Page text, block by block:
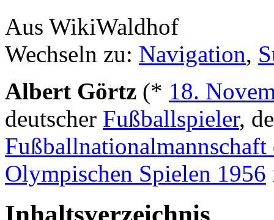
Aus WikiWaldhof
Wechseln zu: Navigation,
Albert Görtz (* 18.
deutscher Fußballspieler,
Fußballnationalmannschaft
Olympischen Spielen 1956
Inhaltsverzeichnis